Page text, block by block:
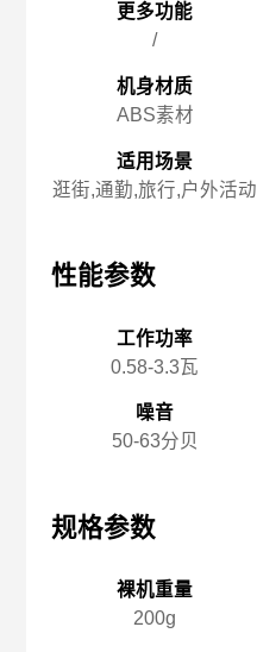
更多功能
/
机身材质
ABS素材
适用场景
逛街,通勤,旅行,户外活动
性能参数
工作功率
0.58-3.3瓦
噪音
50-63分贝
规格参数
裸机重量
200g